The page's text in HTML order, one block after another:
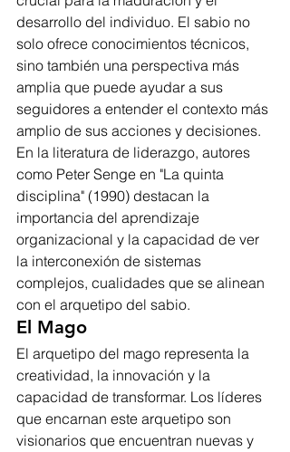
desarrollo del individuo. El sabio no
solo ofrece conocimientos técnicos,
sino también una perspectiva más
amplia que puede ayudar a sus
seguidores a entender el contexto más
amplio de sus acciones y decisiones.
En la literatura de liderazgo, autores
como Peter Senge en "La quinta
disciplina" (1990) destacan la
importancia del aprendizaje
organizacional y la capacidad de ver
la interconexión de sistemas
complejos, cualidades que se alinean
con el arquetipo del sabio.
El Mago
El arquetipo del mago representa la
creatividad, la innovación y la
capacidad de transformar. Los líderes
que encarnan este arquetipo son
visionarios que encuentran nuevas y